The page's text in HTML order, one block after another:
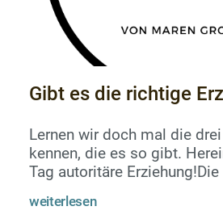
Gibt es die richtige
Lernen wir doch mal die
kennen, die es so gibt.
Tag autoritäre
ein hohes Maß an
weiterlesen